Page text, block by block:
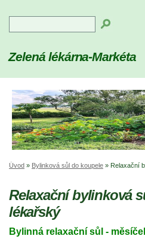
Zelená lékárna-Markéta
Úvod » Bylinková sůl do koupele » Relaxační
Relaxační bylinková
lékařský
Bylinná relaxační sůl -